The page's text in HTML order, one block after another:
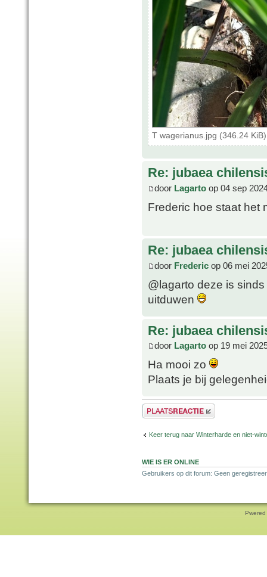
T wagerianus.jpg (346.24
Re: jubaea
door Lagarto op 04 sep
Frederic hoe staat het
Re: jubaea
door Frederic op 06 mei
@lagarto deze is
uitduwen
Re: jubaea
door Lagarto op 19 mei
Ha mooi zo
Plaats je bij
Plaats een reactie
Keer terug naar Winterharde en niet-
WIE IS ER ONLINE
Gebruikers op dit forum: Geen